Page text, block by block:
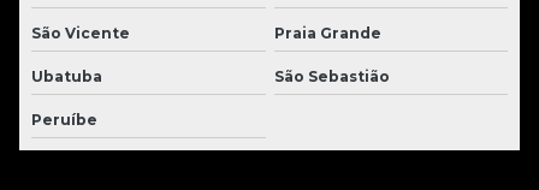
São Vicente Praia Grande
Ubatuba São Sebastião
Peruíbe